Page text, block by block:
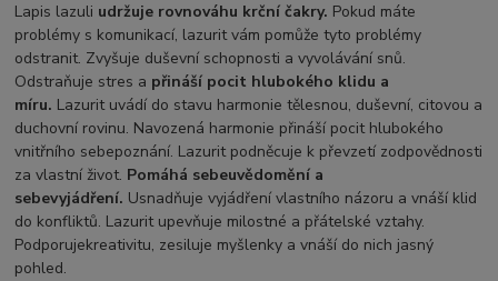
Lapis lazuli udržuje rovnováhu krční čakry. Pokud máte
problémy s komunikací, lazurit vám pomůže tyto problémy
odstranit. Zvyšuje duševní schopnosti a vyvolávání snů.
Odstraňuje stres a přináší pocit hlubokého klidu a
míru. Lazurit uvádí do stavu harmonie tělesnou, duševní, citovou a
duchovní rovinu. Navozená harmonie přináší pocit hlubokého
vnitřního sebepoznání. Lazurit podněcuje k převzetí zodpovědnosti
za vlastní život. Pomáhá sebeuvědomění a
sebevyjádření. Usnadňuje vyjádření vlastního názoru a vnáší klid
do konfliktů. Lazurit upevňuje milostné a přátelské vztahy.
Podporujekreativitu, zesiluje myšlenky a vnáší do nich jasný
pohled.